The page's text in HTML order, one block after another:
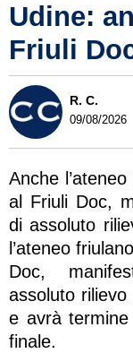
Udine:
Friuli
R. C.
09/08/2026
Anche
al Friuli Doc,
di assoluto
l’ateneo
Doc,
assoluto
e avrà
finale.